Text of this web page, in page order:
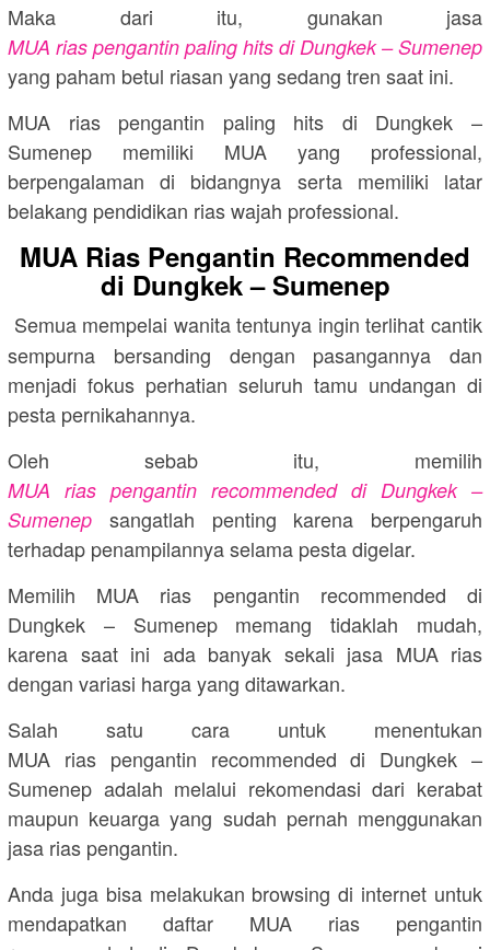
Maka dari itu, gunakan jasa
MUA rias pengantin paling hits di Dungkek – Sumenep
yang paham betul riasan yang sedang tren saat ini.
MUA rias pengantin paling hits di Dungkek –
Sumenep memiliki MUA yang professional,
berpengalaman di bidangnya serta memiliki latar
belakang pendidikan rias wajah professional.
MUA Rias Pengantin Recommended
di Dungkek – Sumenep
Semua mempelai wanita tentunya ingin terlihat cantik
sempurna bersanding dengan pasangannya dan
menjadi fokus perhatian seluruh tamu undangan di
pesta pernikahannya.
Oleh sebab itu, memilih
MUA rias pengantin recommended di Dungkek –
Sumenep sangatlah penting karena berpengaruh
terhadap penampilannya selama pesta digelar.
Memilih MUA rias pengantin recommended di
Dungkek – Sumenep memang tidaklah mudah,
karena saat ini ada banyak sekali jasa MUA rias
dengan variasi harga yang ditawarkan.
Salah satu cara untuk menentukan
MUA rias pengantin recommended di Dungkek –
Sumenep adalah melalui rekomendasi dari kerabat
maupun keuarga yang sudah pernah menggunakan
jasa rias pengantin.
Anda juga bisa melakukan browsing di internet untuk
mendapatkan daftar MUA rias pengantin